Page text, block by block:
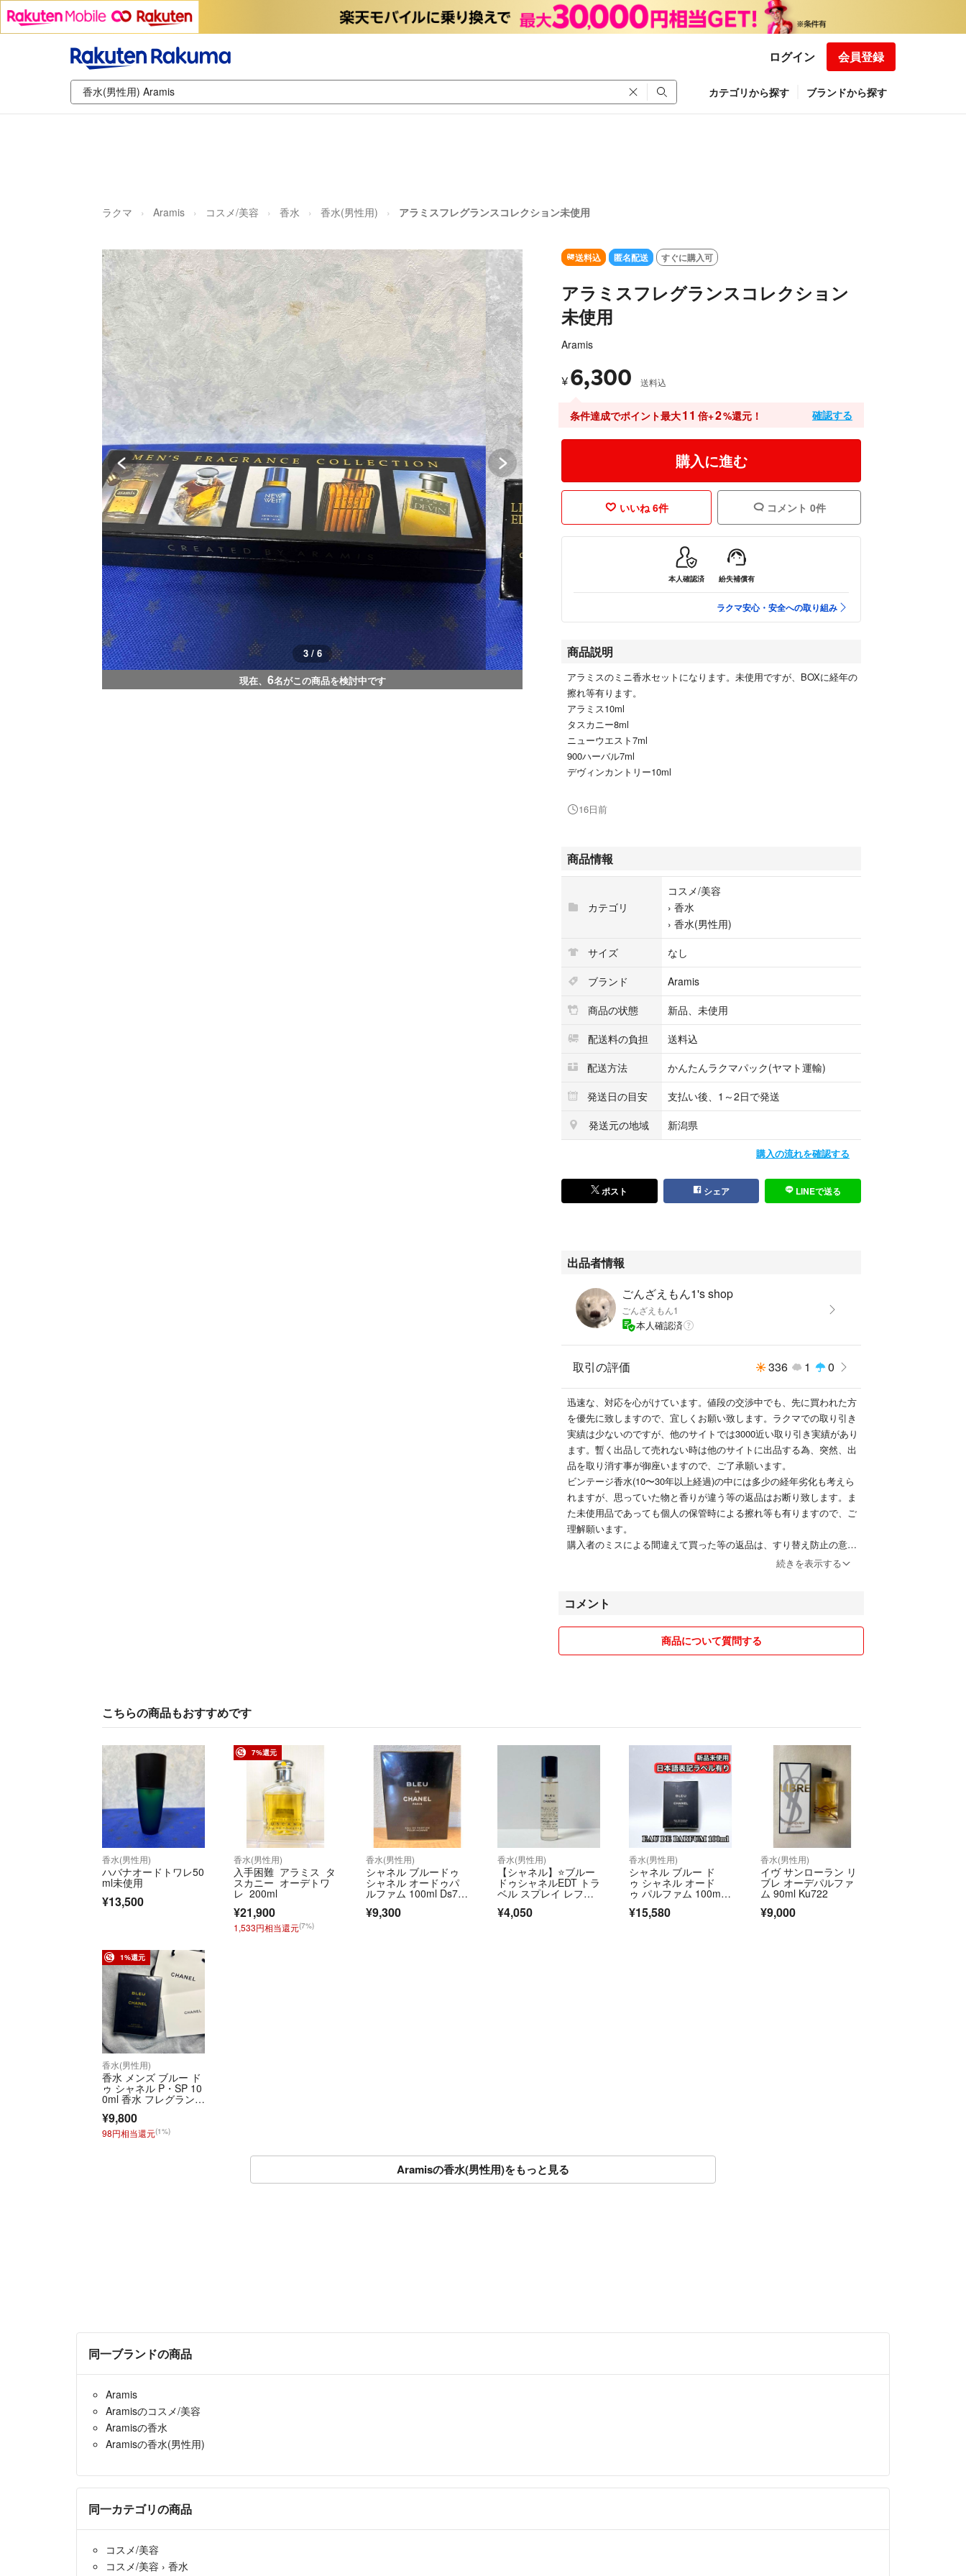
ログイン 会員登録
カテゴリから探す ブランドから探す
ラクマ Aramis コスメ/美容 香水 香水(男性用) アラミスフレグランスコレクション未使用
3 / 6
現在、 6名がこの商品を検討中です
送料込 匿名配送 すぐに購入可
アラミスフレグランスコレクション
未使用
Aramis
¥ 6,300 送料込
条件達成でポイント最大11 倍+2%還元！ 確認する
購入に進む
いいね 6件 コメント 0件
本人確認済 紛失補償有
ラクマ安心・安全への取り組み
商品説明
アラミスのミニ香水セットになります。未使用ですが、BOXに経年の
擦れ等有ります。
アラミス10ml
タスカニー8ml
ニューウエスト7ml
900ハーバル7ml
デヴィンカントリー10ml
16日前
商品情報
カテゴリ
コスメ/美容
› 香水
› 香水(男性用)
サイズ
なし
ブランド
Aramis
商品の状態
新品、未使用
配送料の負担
送料込
配送方法
かんたんラクマパック(ヤマト運輸)
発送日の目安
支払い後、1～2日で発送
発送元の地域
新潟県
購入の流れを確認する
ポスト シェア LINEで送る
出品者情報
ごんざえもん1's shop
ごんざえもん1
本人確認済
取引の評価 336 1 0
迅速な、対応を心がけています。値段の交渉中でも、先に買われた方
を優先に致しますので、宜しくお願い致します。ラクマでの取り引き
実績は少ないのですが、他のサイトでは3000近い取り引き実績があり
ます。暫く出品して売れない時は他のサイトに出品する為、突然、出
品を取り消す事が御座いますので、ご了承願います。
ビンテージ香水(10〜30年以上経過)の中には多少の経年劣化も考えら
れますが、思っていた物と香りが違う等の返品はお断り致します。ま
た未使用品であっても個人の保管時による擦れ等も有りますので、ご
理解願います。
購入者のミスによる間違えて買った等の返品は、すり替え防止の意味
続きを表示する
コメント
商品について質問する
こちらの商品もおすすめです
香水(男性用)
ハバナオードトワレ50
ml未使用
¥13,500
7%還元
香水(男性用)
入手困難 アラミス タ
スカニー オーデトワ
レ 200ml
¥21,900
1,533円相当還元(7%)
香水(男性用)
シャネル ブルードゥ
シャネル オードゥパ
ルファム 100ml Ds72
¥9,300
香水(男性用)
【シャネル】⭐️ブルー
ドゥシャネルEDT トラ
ベル スプレイ レフィ
¥4,050
香水(男性用)
シャネル ブルー ド
ゥ シャネル オード
ゥ パルファム 100m
anel EDP ④
¥15,580
香水(男性用)
イヴ サンローラン リ
ブレ オーデパルファ
ム 90ml Ku722
¥9,000
1%還元
香水(男性用)
香水 メンズ ブルー ド
ゥ シャネル P・SP 10
0ml 香水 フレグラン
ス… Bleu de chanel p
arfum
¥9,800
98円相当還元(1%)
Aramisの香水(男性用)をもっと見る
同一ブランドの商品
Aramis
Aramisのコスメ/美容
Aramisの香水
Aramisの香水(男性用)
同一カテゴリの商品
コスメ/美容
コスメ/美容 › 香水